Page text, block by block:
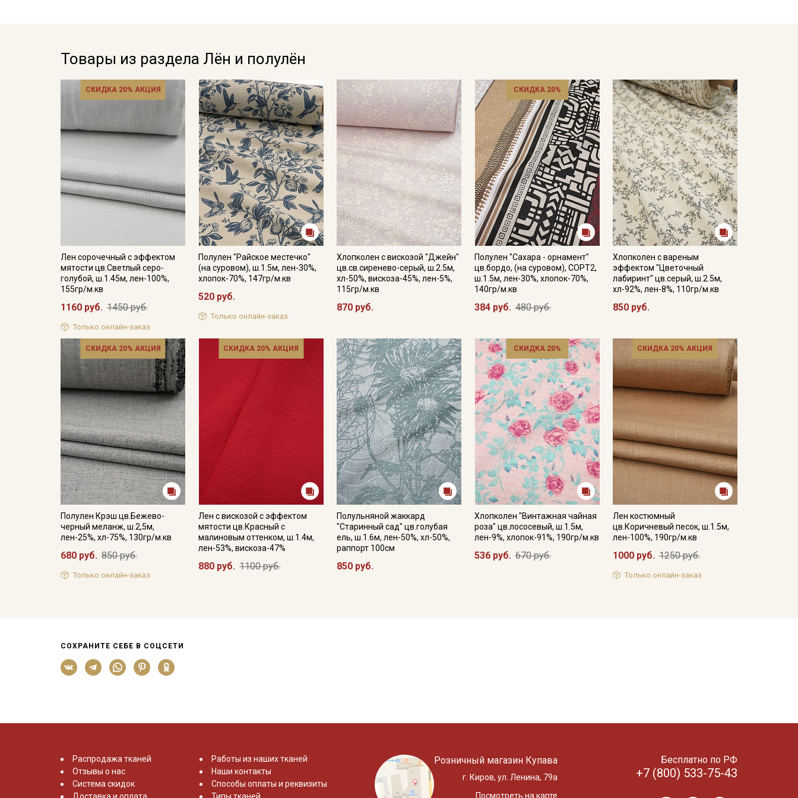
Товары из раздела Лён и полулён
СКИДКА 20% АКЦИЯ
Лен сорочечный с эффектом
мятости цв.Светлый серо-
голубой, ш.1.45м, лен-100%,
155гр/м.кв
1160 руб. 1450 руб.
Только онлайн-заказ
Полулен "Райское местечко"
(на суровом), ш.1.5м, лен-30%,
хлопок-70%, 147гр/м.кв
520 руб.
Только онлайн-заказ
Хлопколен с вискозой "Джейн"
цв.св.сиренево-серый, ш.2.5м,
хл-50%, вискоза-45%, лен-5%,
115гр/м.кв
870 руб.
СКИДКА 20%
Полулен "Сахара - орнамент"
цв.бордо, (на суровом), СОРТ2,
ш.1.5м, лен-30%, хлопок-70%,
140гр/м.кв
384 руб. 480 руб.
Хлопколен с вареным
эффектом "Цветочный
лабиринт" цв.серый, ш.2.5м,
хл-92%, лен-8%, 110гр/м.кв
850 руб.
СКИДКА 20% АКЦИЯ
Полулен Крэш цв.Бежево-
черный меланж, ш.2,5м,
лен-25%, хл-75%, 130гр/м.кв
680 руб. 850 руб.
Только онлайн-заказ
СКИДКА 20% АКЦИЯ
Лен с вискозой с эффектом
мятости цв.Красный с
малиновым оттенком, ш.1.4м,
лен-53%, вискоза-47%
880 руб. 1100 руб.
Полульняной жаккард
"Старинный сад" цв.голубая
ель, ш.1.6м, лен-50%, хл-50%,
раппорт 100см
850 руб.
СКИДКА 20%
Хлопколен "Винтажная чайная
роза" цв.лососевый, ш.1.5м,
лен-9%, хлопок-91%, 190гр/м.кв
536 руб. 670 руб.
СКИДКА 20% АКЦИЯ
Лен костюмный
цв.Коричневый песок, ш.1.5м,
лен-100%, 190гр/м.кв
1000 руб. 1250 руб.
Только онлайн-заказ
СОХРАНИТЕ СЕБЕ В СОЦСЕТИ
Распродажа тканей
Отзывы о нас
Система скидок
Работы из наших тканей
Наши контакты
Способы оплаты и реквизиты
Розничный магазин Купава
г. Киров, ул. Ленина, 79а
Посмотреть на карте
Бесплатно по РФ
+7 (800) 533-75-43
Электронная почта
Подписаться
Ознакомлен(а) сПолитикой обработки персональных
данных
и даюСогласие на обработку персональных
данных
ДаюСогласие на получение рекламных и
информационных рассылок